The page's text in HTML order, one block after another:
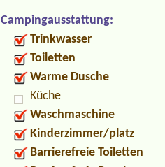
Campingausstattung:
Trinkwasser
Toiletten
Warme Dusche
Küche
Waschmaschine
Kinderzimmer/platz
Barrierefreie Toiletten